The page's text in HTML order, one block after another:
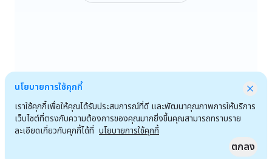
นโยบายการใช้คุกกี้
เราใช้คุกกี้เพื่อให้คุณได้รับประสบการณ์ที่ดี และพัฒนาคุณภาพการให้บริการ
เว็บไซต์ที่ตรงกับความต้องการของคุณมากยิ่งขึ้นคุณสามารถทราบราย
ละเอียดเกี่ยวกับคุกกี้ได้ที่ นโยบายการใช้คุกกี้
ตกลง